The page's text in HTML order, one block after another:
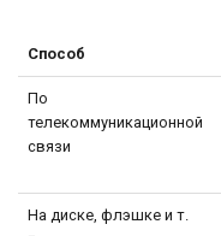
Способ
По
телекоммуникационной
связи
На диске, флэшке и т.